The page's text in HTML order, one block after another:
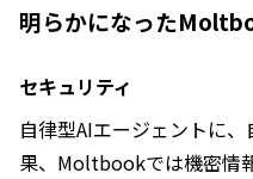
明らかになった
セキュリティ
自律型AIエージェントに
果、Moltbookでは機密情